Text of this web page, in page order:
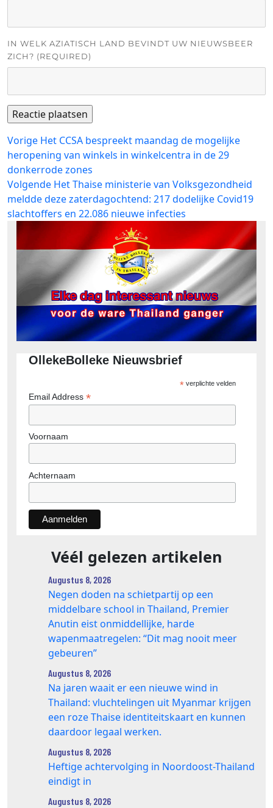
IN WELK AZIATISCH LAND BEVINDT UW NIEUWSBEER
ZICH? (REQUIRED)
Bericht
navigatie
Vorige Vorig
bericht:
Het CCSA bespreekt maandag de mogelijke
heropening van winkels in winkelcentra in de 29
donkerrode zones
Volgende Volgend
bericht:
Het Thaise ministerie van Volksgezondheid
meldde deze zaterdagochtend: 217 dodelijke Covid19
slachtoffers en 22.086 nieuwe infecties
OllekeBolleke Nieuwsbrief
*verplichte velden
Email Address *
Voornaam
Achternaam
Véél gelezen artikelen
Augustus 8, 2026
Negen doden na schietpartij op een
middelbare school in Thailand, Premier
Anutin eist onmiddellijke, harde
wapenmaatregelen: “Dit mag nooit meer
gebeuren”
Augustus 8, 2026
Na jaren waait er een nieuwe wind in
Thailand: vluchtelingen uit Myanmar krijgen
een roze Thaise identiteitskaart en kunnen
daardoor legaal werken.
Augustus 8, 2026
Heftige achtervolging in Noordoost-Thailand
eindigt in
Augustus 8, 2026